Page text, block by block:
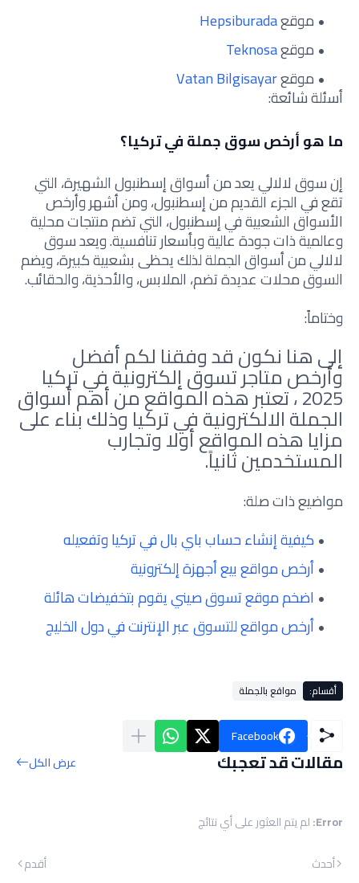
موقعHepsiburada
موقعTeknosa
موقعVatan Bilgisayar
أسئلة شائعة:
ما هو أرخص سوق جملة في تركيا؟
إن سوق لالالي يعد من أسواق إسطنبول الشهيرة، التي
تقع في الجزء القديم من إسطنبول، ومن أشهر وأرخص
الأسواق الشعبية في إسطنبول، التي تضم منتجات محلية
وعالمية ذات جودة عالية وبأسعار تنافسية. ويعد سوق
لالالي من أسواق الجملة لذلك يحظى بشعبية كبيرة، ويضم
السوق محلات عديدة تضم، الملابس، والأحذية، والحقائب.
وختاماً:
إلى هنا نكون قد وفقنا لكم أفضل
وأرخص متاجر تسوق إلكترونية في تركيا
2025 ، تعتبر هذه المواقع من أهم أسواق
الجملة الالكترونية في تركيا وذلك بناء على
مزايا هذه المواقع أولا وتجارب
المستخدمين ثانياً.
مواضيع ذات صلة:
كيفية إنشاء حساب باي بال في تركيا وتفعيله
أرخص مواقع بيع أجهزة إلكترونية
اضخم موقع تسوق صيني يقوم بتخفيضات هائلة
أرخص مواقع للتسوق عبر الإنترنت في دول الخليج
أقسام: مواقع بالجملة
Facebook
مقالات قد تعجبك عرض الكل
Error: لم يتم العثور على أي نتائج
أحدث
أقدم